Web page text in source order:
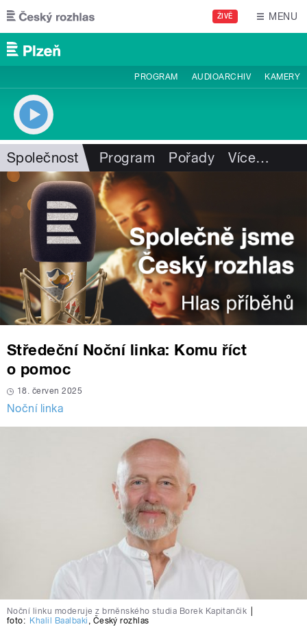
Přejít k hlavnímu obsahu
ŽIVĚ MENU
PROGRAM AUDIOARCHIV KAMERY
Společnost Program Pořady Více…
Středeční Noční linka: Komu říct
o pomoc
18. červen 2025
Noční linka
Noční linku moderuje z brněnského studia Borek Kapitančik
foto: Khalil Baalbaki , Český rozhlas